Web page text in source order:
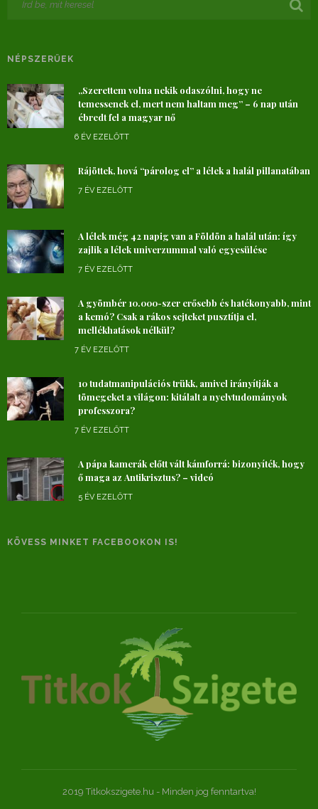
NÉPSZERŰEK
„Szerettem volna nekik odaszólni, hogy ne
temessenek el, mert nem haltam meg” – 6 nap után
ébredt fel a magyar nő
6 ÉV EZELŐTT
Rájöttek, hová “párolog el” a lélek a halál pillanatában
7 ÉV EZELŐTT
A lélek még 42 napig van a Földön a halál után: így
zajlik a lélek univerzummal való egyesülése
7 ÉV EZELŐTT
A gyömbér 10.000-szer erősebb és hatékonyabb, mint
a kemó? Csak a rákos sejteket pusztítja el,
mellékhatások nélkül?
7 ÉV EZELŐTT
10 tudatmanipulációs trükk, amivel irányítják a
tömegeket a világon: kitálalt a nyelvtudományok
professzora?
7 ÉV EZELŐTT
A pápa kamerák előtt vált kámforrá: bizonyíték, hogy
ő maga az Antikrisztus? – videó
5 ÉV EZELŐTT
KÖVESS MINKET FACEBOOKON IS!
2019 Titkokszigete.hu - Minden jog fenntartva!